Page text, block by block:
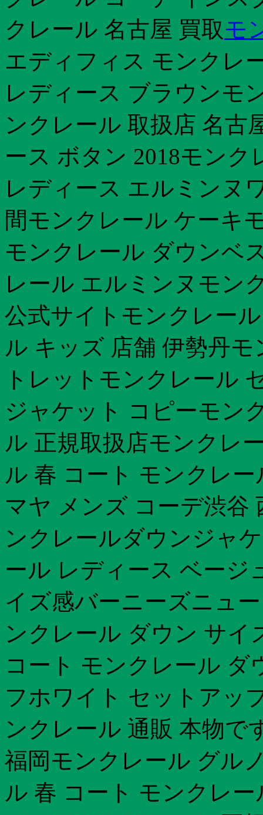
クレール 名古屋 買取モ
エディフィス モンクレ
レディース ブラウンモ
ンクレール 取扱店 名古
ース ボタン 2018モン
レディース エルミンヌ
間モンクレール ケーキ
モンクレール ダウンベ
レール エルミンヌモン
公式サイトモンクレー
ル キッズ 店舗 伊勢丹
トレットモンクレール
ジャケット コピーモン
ル 正規取扱店モンクレ
ル 春 コート モンクレー
マヤ メンズ コーデ渋谷
ンクレールダウンジャ
ール レディース ベージ
イズ感バーニーズニュ
ンクレール ダウン サイ
コート モンクレール ダ
フホワイト セットアッ
ンクレール 通販 本物で
福岡モンクレール グル
ル 春 コート モンクレ